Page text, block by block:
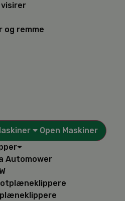
visirer
og remme
Open Maskiner
Automower